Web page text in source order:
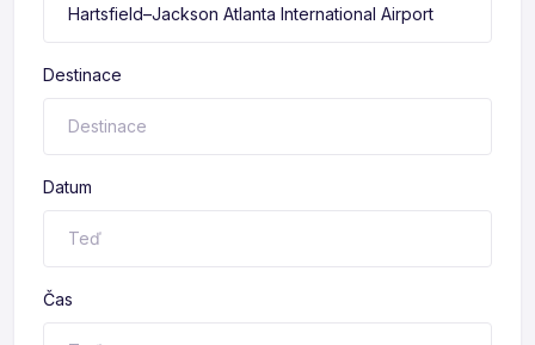
Destinace
Datum
Čas